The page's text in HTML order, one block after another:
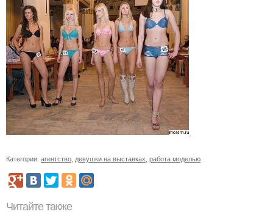
Категории: агентство девушки на выставках работа моделью
Читайте также